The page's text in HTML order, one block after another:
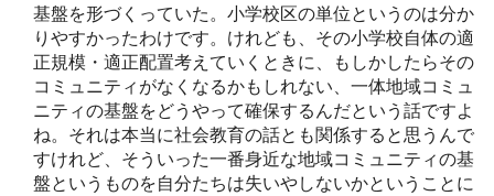
基盤を形づくっていた。小学校区の単位というのは分か
りやすかったわけです。けれども、その小学校自体の適
正規模・適正配置考えていくときに、もしかしたらその
コミュニティがなくなるかもしれない、一体地域コミュ
ニティの基盤をどうやって確保するんだという話ですよ
ね。それは本当に社会教育の話とも関係すると思うんで
すけれど、そういった一番身近な地域コミュニティの基
盤というものを自分たちは失いやしないかということに